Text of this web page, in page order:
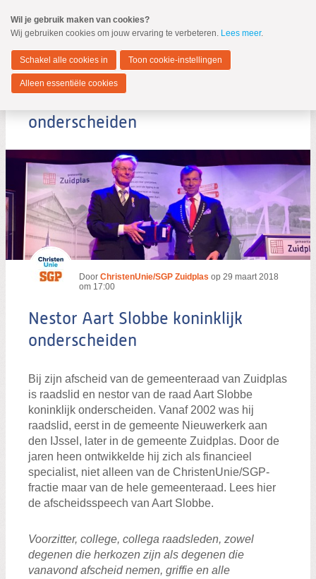
naar
Spring
de
inhoud
Spring
naar
hoofdmenu
Zuidplas
MENU
Zoeken:
Zoeken
onderscheiden
Door ChristenUnie/SGP Zuidplas op 29 maart 2018
om 17:00
Nestor Aart Slobbe koninklijk
onderscheiden
Bij zijn afscheid van de gemeenteraad van Zuidplas
is raadslid en nestor van de raad Aart Slobbe
koninklijk onderscheiden. Vanaf 2002 was hij
raadslid, eerst in de gemeente Nieuwerkerk aan
den IJssel, later in de gemeente Zuidplas. Door de
jaren heen ontwikkelde hij zich als financieel
specialist, niet alleen van de ChristenUnie/SGP-
fractie maar van de hele gemeenteraad. Lees hier
de afscheidsspeech van Aart Slobbe.
Voorzitter, college, collega raadsleden, zowel
degenen die herkozen zijn als degenen die
vanavond afscheid nemen, griffie en alle
Wil je gebruik maken van cookies?
Wij gebruiken cookies om jouw ervaring te verbeteren. Lees meer.
Schakel alle cookies in Toon cookie-instellingen
Alleen essentiële cookies